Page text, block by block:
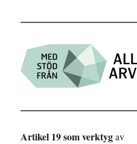
Artikel 19 som verktygav